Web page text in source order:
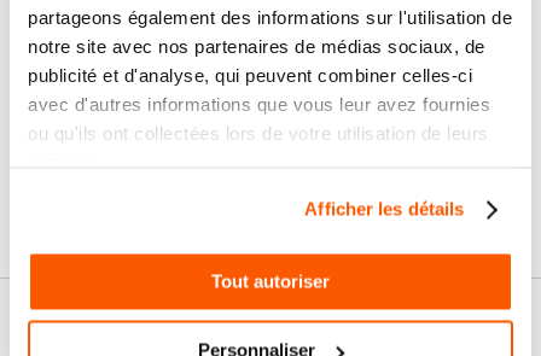
partageons également des informations sur l'utilisation de
notre site avec nos partenaires de médias sociaux, de
publicité et d'analyse, qui peuvent combiner celles-ci
avec d'autres informations que vous leur avez fournies
ou qu'ils ont collectées lors de votre utilisation de leurs
Afficher les détails
Tout autoriser
Personnaliser
Paiement
100% sécurisé
Paiement en
3x sans frais
Livraison
SAV & Retours
Nos conseils